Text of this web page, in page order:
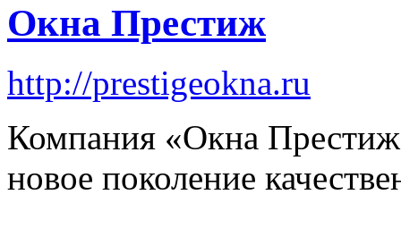
Окна Престиж
http://prestigeokna.ru
Компания «Окна
новое поколение